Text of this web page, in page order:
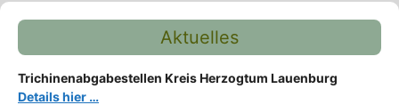
Aktuelles
Trichinenabgabestellen Kreis Herzogtum Lauenburg
Details hier …